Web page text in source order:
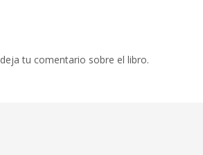
deja tu comentario sobre el libro.